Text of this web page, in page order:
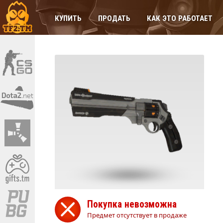
КУПИТЬ ПРОДАТЬ КАК ЭТО РАБОТАЕТ
Покупка невозможна
Предмет отсутствует в продаже